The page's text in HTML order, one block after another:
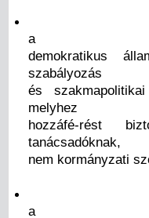
a
demokratikus
szabályozás
és
melyhez
hozzáfé-rést
tanácsadóknak,
nem kormányzati
a